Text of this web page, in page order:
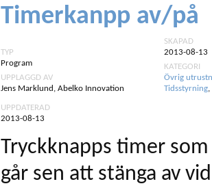
Timerkanpp av/på
TYP
Program
UPPLAGGD AV
Jens Marklund, Abelko Innovation
SKAPAD
2013-08-13
KATEGORI
Övrig
Tidsstyrning,
UPPDATERAD
2013-08-13
Tryckknapps timer
går sen att stänga av